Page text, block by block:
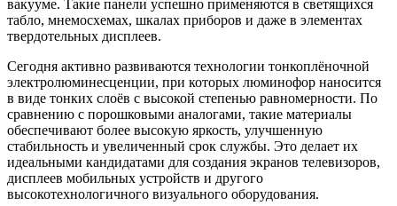
вакууме. Такие панели успешно применяются в светящихся
табло, мнемосхемах, шкалах приборов и даже в элементах
твердотельных дисплеев.
Сегодня активно развиваются технологии тонкоплёночной
электролюминесценции, при которых люминофор наносится
в виде тонких слоёв с высокой степенью равномерности. По
сравнению с порошковыми аналогами, такие материалы
обеспечивают более высокую яркость, улучшенную
стабильность и увеличенный срок службы. Это делает их
идеальными кандидатами для создания экранов телевизоров,
дисплеев мобильных устройств и другого
высокотехнологичного визуального оборудования.